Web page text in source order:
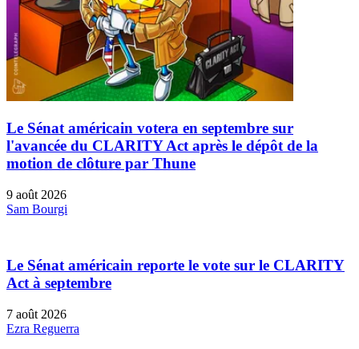
Le Sénat américain votera en septembre sur
l'avancée du CLARITY Act après le dépôt de la
motion de clôture par Thune
9 août 2026
Sam Bourgi
Le Sénat américain reporte le vote sur le CLARITY
Act à septembre
7 août 2026
Ezra Reguerra